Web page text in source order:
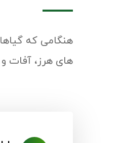
هنگامی که
های هرز، آفات